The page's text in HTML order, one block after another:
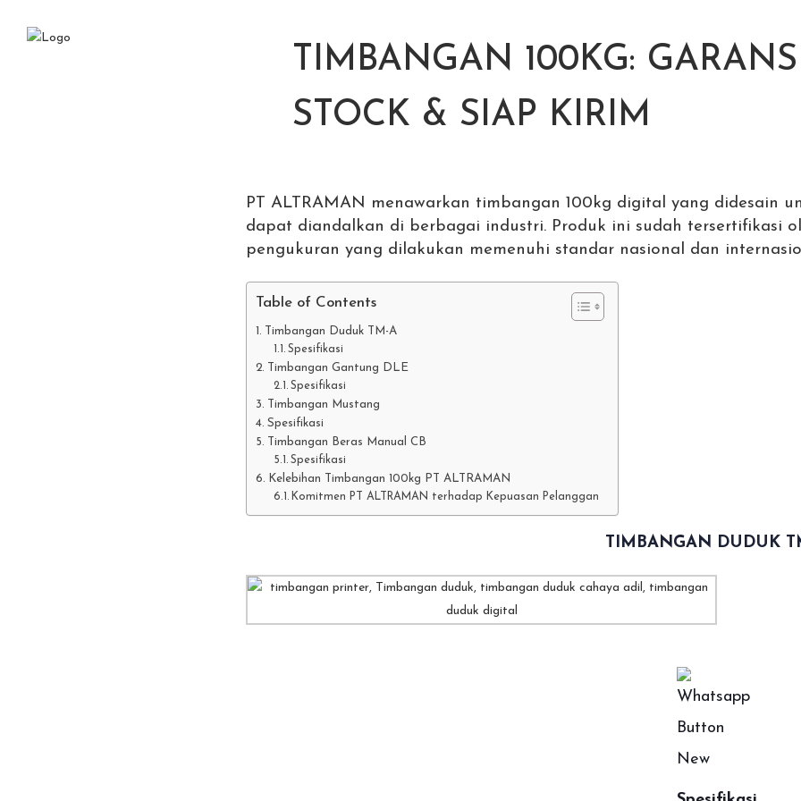
TIMBANGAN 100KG:
STOCK & SIAP KIRIM
PT ALTRAMAN menawarkan timbangan 100kg digital yang didesain
dapat diandalkan di berbagai industri. Produk ini sudah tersertifikasi
pengukuran yang dilakukan memenuhi standar nasional dan
Table of Contents
Timbangan Duduk TM-A
Spesifikasi
Timbangan Gantung DLE
Spesifikasi
Timbangan Mustang
Spesifikasi
Timbangan Beras Manual CB
Spesifikasi
Kelebihan Timbangan 100kg PT ALTRAMAN
Komitmen PT ALTRAMAN terhadap Kepuasan Pelanggan
TIMBANGAN DUDUK